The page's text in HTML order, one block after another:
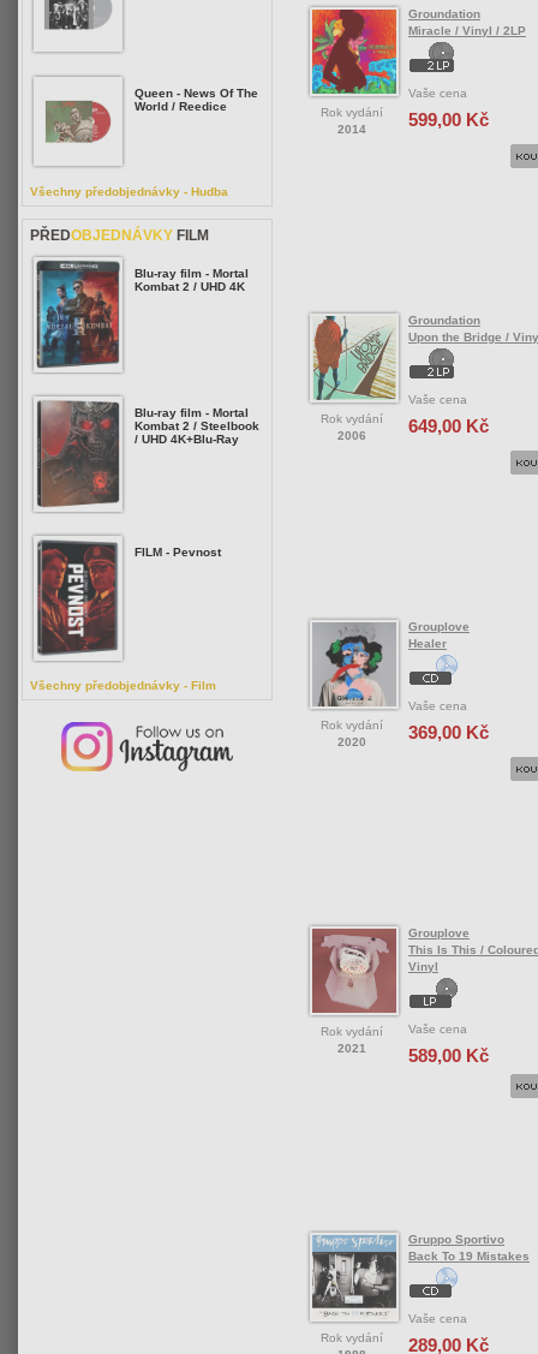
Rok vydání
2014
Groundation
Miracle / Vinyl / 2LP
Vaše cena
599,00 Kč
Rok vydání
2006
Groundation
Upon the Bridge /
Vaše cena
649,00 Kč
Rok vydání
2020
Grouplove
Healer
Vaše cena
369,00 Kč
Rok vydání
2021
Grouplove
This Is This /
Vinyl
Vaše cena
589,00 Kč
Rok vydání
Gruppo Sportivo
Back To 19 Mistakes
Vaše cena
289,00 Kč
Queen - News Of The
World / Reedice
Všechny předobjednávky - Hudba
PŘEDOBJEDNÁVKY FILM
Blu-ray film - Mortal
Kombat 2 / UHD 4K
Blu-ray film - Mortal
Kombat 2 / Steelbook
/ UHD 4K+Blu-Ray
FILM - Pevnost
Všechny předobjednávky - Film